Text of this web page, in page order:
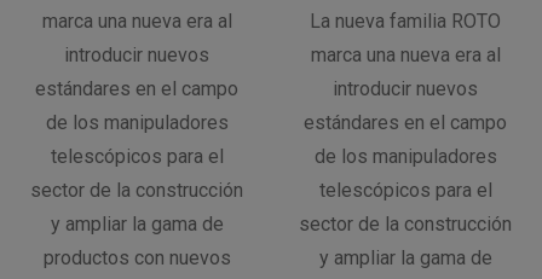
marca una nueva era al
introducir nuevos
estándares en el campo
de los manipuladores
telescópicos para el
sector de la construcción
y ampliar la gama de
productos con nuevos
La nueva familia ROTO
marca una nueva era al
introducir nuevos
estándares en el campo
de los manipuladores
telescópicos para el
sector de la construcción
y ampliar la gama de